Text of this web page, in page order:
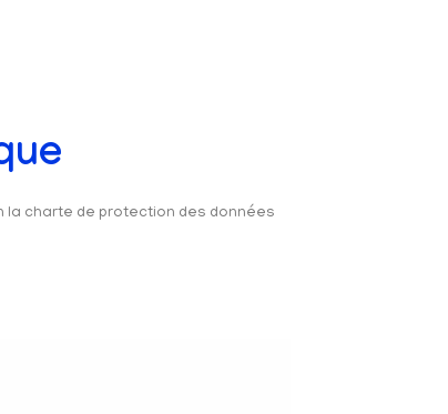
la charte de protection des données